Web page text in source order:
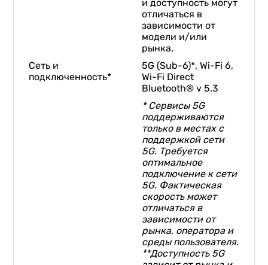
и доступность могут
отличаться в
зависимости от
модели и/или
рынка.
Сеть и
подключенность*
5G (Sub-6)*, Wi-Fi 6,
Wi-Fi Direct
Bluetooth® v 5.3
* Сервисы 5G
поддерживаются
только в местах с
поддержкой сети
5G. Требуется
оптимальное
подключение к сети
5G. Фактическая
скорость может
отличаться в
зависимости от
рынка, оператора и
среды пользователя.
**Доступность 5G